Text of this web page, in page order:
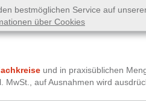
bestmöglichen Service auf
über Cookies
und in praxisüblichen
auf Ausnahmen wird